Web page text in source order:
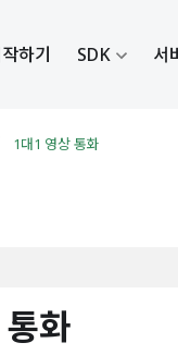
하기 SDK 서
1대1 영상 통화
화